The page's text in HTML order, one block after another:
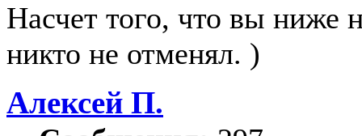
Насчет того, что вы ниже
никто не отменял. )
Алексей П.